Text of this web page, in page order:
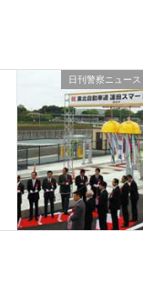
日刊警察ニュース